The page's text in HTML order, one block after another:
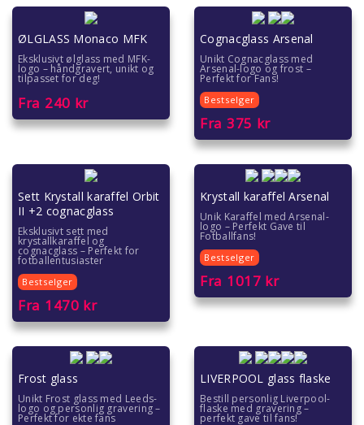
ØLGLASS Monaco MFK
Eksklusivt ølglass med MFK-
logo – håndgravert, unikt og
tilpasset for deg!
Fra 240 kr
Cognacglass Arsenal
Unikt Cognacglass med
Arsenal-logo og frost –
Perfekt for Fans!
Bestselger
Fra 375 kr
Sett Krystall karaffel Orbit
II +2 cognacglass
Eksklusivt sett med
krystallkaraffel og
cognacglass – Perfekt for
fotballentusiaster
Bestselger
Fra 1470 kr
Krystall karaffel Arsenal
Unik Karaffel med Arsenal-
logo – Perfekt Gave til
Fotballfans!
Bestselger
Fra 1017 kr
Frost glass
Unikt Frost glass med Leeds-
logo og personlig gravering –
Perfekt for ekte fans
LIVERPOOL glass flaske
Bestill personlig Liverpool-
flaske med gravering –
perfekt gave til fans!